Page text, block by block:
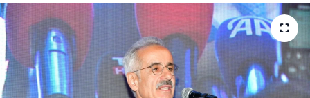
Manşet
Ulusal Son Dakika Haberleri